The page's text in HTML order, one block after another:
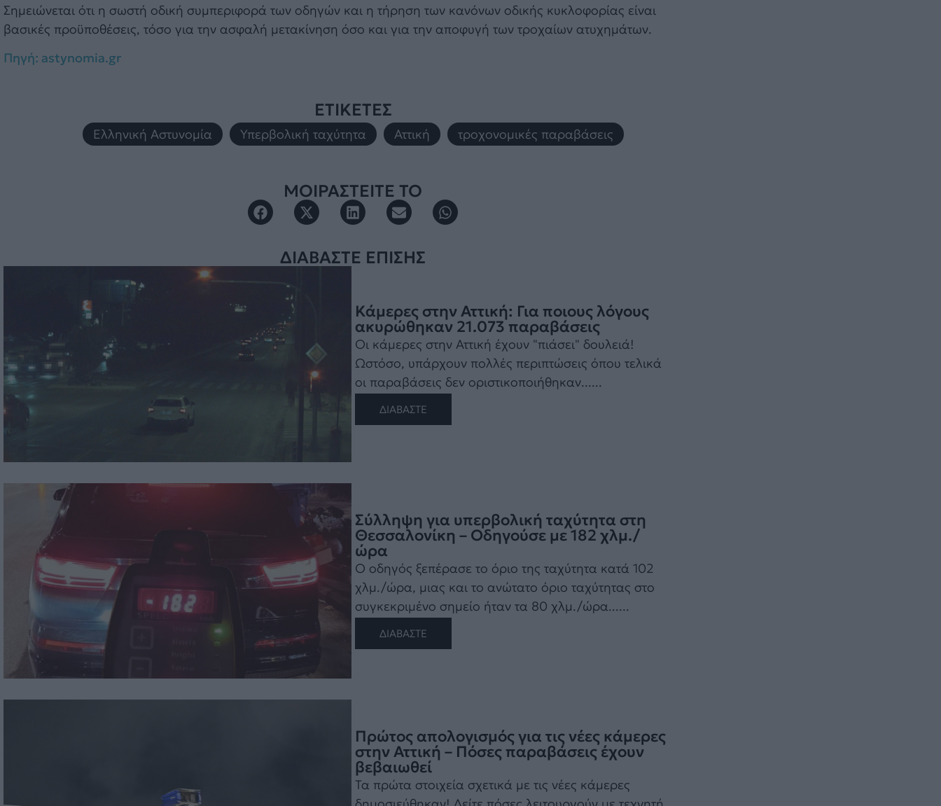
Σημειώνεται ότι η σωστή οδική συμπεριφορά των οδηγών και η τήρηση των κανόνων οδικής κυκλοφορίας είναι
βασικές προϋποθέσεις, τόσο για την ασφαλή μετακίνηση όσο και για την αποφυγή των τροχαίων ατυχημάτων.
Πηγή: astynomia.gr
ΕΤΙΚΕΤΕΣ
Ελληνική Αστυνομία , Υπερβολική ταχύτητα , Αττική , τροχονομικές παραβάσεις
ΜΟΙΡΑΣΤΕΙΤΕ ΤΟ
ΔΙΑΒΑΣΤΕ ΕΠΙΣΗΣ
Κάμερες στην Αττική: Για ποιους λόγους
ακυρώθηκαν 21.073 παραβάσεις
Οι κάμερες στην Αττική έχουν "πιάσει" δουλειά!
Ωστόσο, υπάρχουν πολλές περιπτώσεις όπου τελικά
οι παραβάσεις δεν οριστικοποιήθηκαν......
ΔΙΑΒΑΣΤΕ
Σύλληψη για υπερβολική ταχύτητα στη
Θεσσαλονίκη – Οδηγούσε με 182 χλμ./
ώρα
Ο οδηγός ξεπέρασε το όριο της ταχύτητα κατά 102
χλμ./ώρα, μιας και το ανώτατο όριο ταχύτητας στο
συγκεκριμένο σημείο ήταν τα 80 χλμ./ώρα......
ΔΙΑΒΑΣΤΕ
Πρώτος απολογισμός για τις νέες κάμερες
στην Αττική – Πόσες παραβάσεις έχουν
βεβαιωθεί
Τα πρώτα στοιχεία σχετικά με τις νέες κάμερες